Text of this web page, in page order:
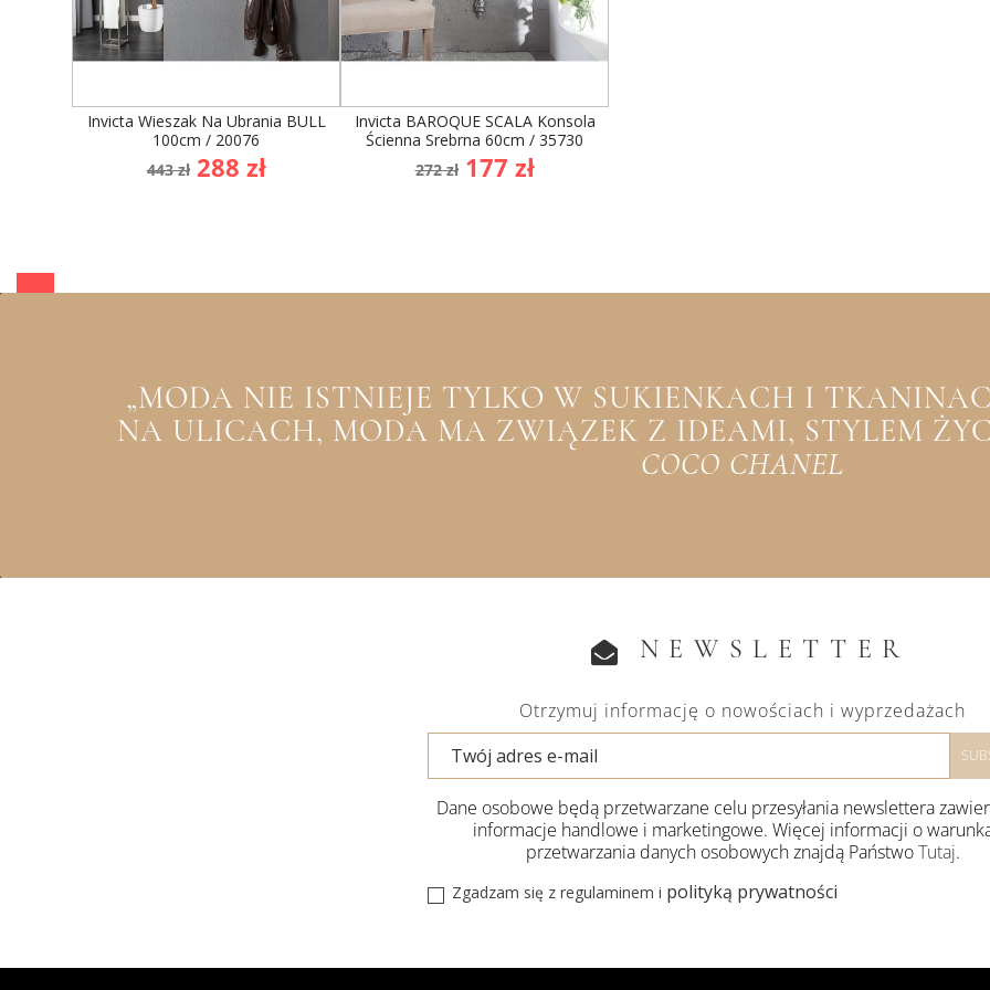
Invicta Wieszak Na Ubrania BULL
100cm / 20076
Cena
podstawowa
443 zł Cena
288 zł
Invicta BAROQUE SCALA Konsola
Ścienna Srebrna 60cm / 35730
Cena
podstawowa
272 zł Cena
177 zł
„MODA NIE ISTNIEJE TYLKO W SUKIENKACH I
NA ULICACH, MODA MA ZWIĄZEK Z IDEAMI, STYLEM
COCO CHANEL
NEWSLETTER
Otrzymuj informację o nowościach i wyprzedażach
Dane osobowe będą przetwarzane celu przesyłania newslettera
informacje handlowe i marketingowe. Więcej informacji o
przetwarzania danych osobowych znajdą PaństwoTutaj.
Zgadzam się z regulaminem i polityką prywatności